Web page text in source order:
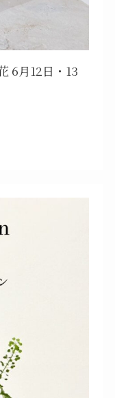
6月12日・13